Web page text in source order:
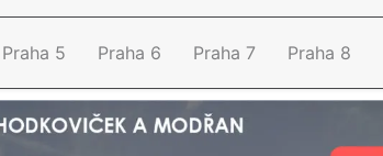
Praha 5 Praha 6 Praha 7 Praha 8